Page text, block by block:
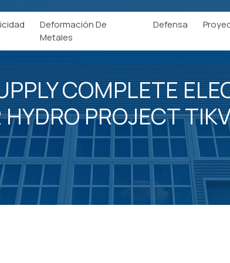
Deformación De
Metales
Defensa
COMPLETE
PROJECT